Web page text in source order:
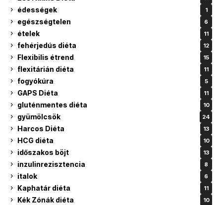
édességek 1
egészségtelen 6
ételek 11
fehérjedús diéta 12
Flexibilis étrend 15
flexitárián diéta 11
fogyókúra 5
GAPS Diéta 11
gluténmentes diéta 10
gyümölcsök 24
Harcos Diéta 13
HCG diéta 10
időszakos böjt 13
inzulinrezisztencia 8
italok 6
Kaphatár diéta 11
Kék Zónák diéta 10